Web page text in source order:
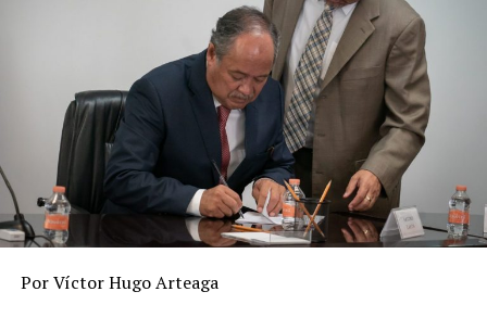
Por Víctor Hugo Arteaga